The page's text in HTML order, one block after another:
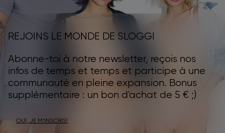
REJOINS LE MONDE DE SLOGGI
Abonne-toi à notre newsletter, reçois nos
infos de temps et temps et participe à une
communauté en pleine expansion. Bonus
supplémentaire : un bon d'achat de 5 € ;)
OUI, JE M’INSCRIS!